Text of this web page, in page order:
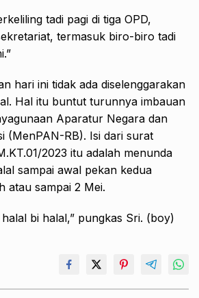
tadi pagi di tiga OPD,
termasuk biro-biro tadi
hari ini tidak ada diselenggarakan
Hal itu buntut turunnya imbauan
Aparatur Negara dan
(MenPAN-RB). Isi dari surat
2023 itu adalah menunda
sampai awal pekan kedua
atau sampai 2 Mei.
halal bi halal,” pungkas Sri. (boy)